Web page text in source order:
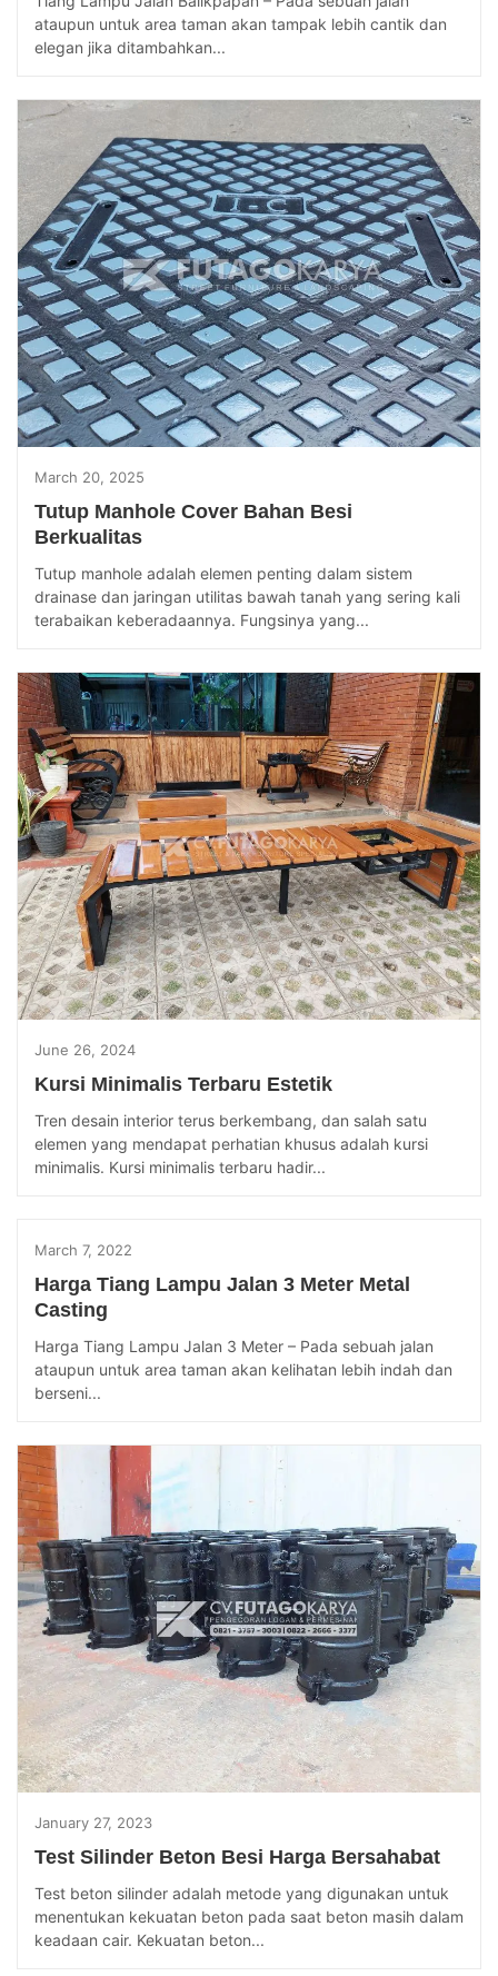
ataupun untuk area taman akan tampak lebih cantik dan
elegan jika ditambahkan...
March 20, 2025
Tutup Manhole Cover Bahan Besi
Berkualitas
Tutup manhole adalah elemen penting dalam sistem
drainase dan jaringan utilitas bawah tanah yang sering kali
terabaikan keberadaannya. Fungsinya yang...
June 26, 2024
Kursi Minimalis Terbaru Estetik
Tren desain interior terus berkembang, dan salah satu
elemen yang mendapat perhatian khusus adalah kursi
minimalis. Kursi minimalis terbaru hadir...
March 7, 2022
Harga Tiang Lampu Jalan 3 Meter Metal
Casting
Harga Tiang Lampu Jalan 3 Meter – Pada sebuah jalan
ataupun untuk area taman akan kelihatan lebih indah dan
berseni...
January 27, 2023
Test Silinder Beton Besi Harga Bersahabat
Test beton silinder adalah metode yang digunakan untuk
menentukan kekuatan beton pada saat beton masih dalam
keadaan cair. Kekuatan beton...